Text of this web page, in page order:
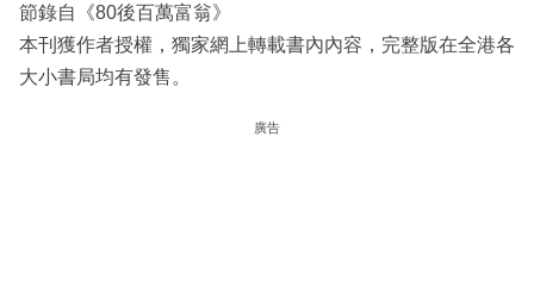
節錄自《80後百萬富翁》
本刊獲作者授權，獨家網上轉載書內內容，完整版在全港各
大小書局均有發售。
廣告